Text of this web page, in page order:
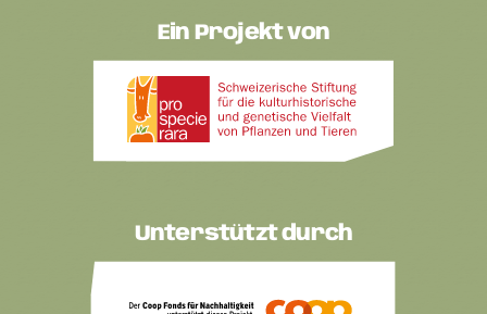
Ein Projekt von
Unterstützt durch